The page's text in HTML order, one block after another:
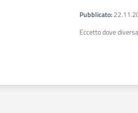
Pubblicato:
Eccetto dove